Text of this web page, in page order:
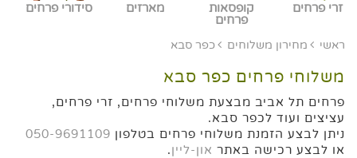
זרי פרחים
קופסאות
פרחים
מארזים סידורי פרחים
ראשי מחירון משלוחים כפר סבא
משלוחי פרחים כפר סבא
פרחים תל אביב מבצעת משלוחי פרחים, זרי פרחים,
עציצים ועוד לכפר סבא.
ניתן לבצע הזמנת משלוחי פרחים בטלפון 050-9691109
או לבצע רכישה באתר און-ליין.